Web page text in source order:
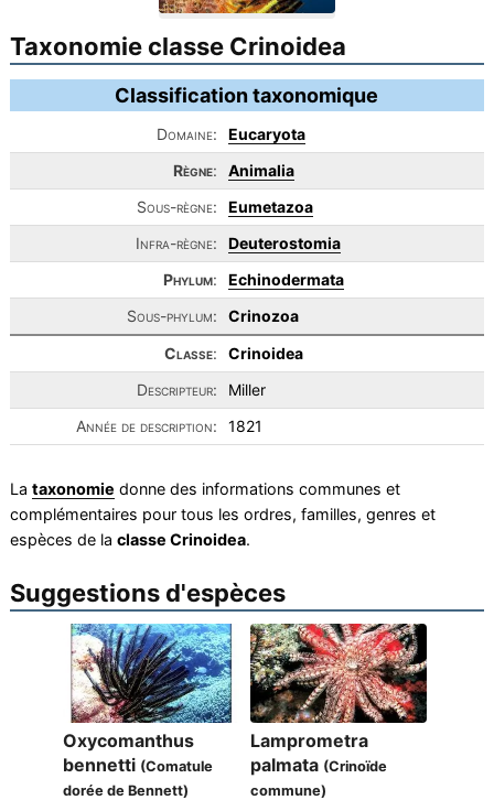
Taxonomie classe Crinoidea
Classification taxonomique
Domaine:
Eucaryota
Règne:
Animalia
Sous-règne:
Eumetazoa
Infra-règne:
Deuterostomia
Phylum:
Echinodermata
Sous-phylum:
Crinozoa
Classe:
Crinoidea
Descripteur:
Miller
Année de description:
1821
La taxonomie donne des informations communes et
complémentaires pour tous les ordres, familles, genres et
espèces de la classe Crinoidea.
Suggestions d'espèces
Oxycomanthus
bennetti (Comatule
dorée de Bennett)
Lamprometra
palmata (Crinoïde
commune)